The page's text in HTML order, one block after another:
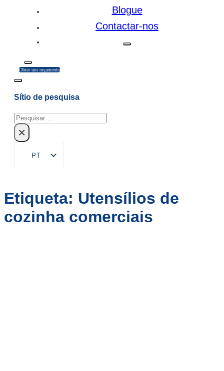
Blogue
Contactar-nos
Obter um orçamento
Sítio de pesquisa
Pesquisar
×
PT
EN
FR
DE
Etiqueta: Utensílios de
cozinha comerciais